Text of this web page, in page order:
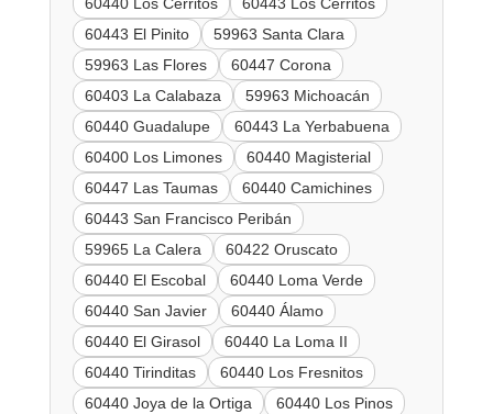
60440 Los Cerritos
60443 Los Cerritos
60443 El Pinito
59963 Santa Clara
59963 Las Flores
60447 Corona
60403 La Calabaza
59963 Michoacán
60440 Guadalupe
60443 La Yerbabuena
60400 Los Limones
60440 Magisterial
60447 Las Taumas
60440 Camichines
60443 San Francisco Peribán
59965 La Calera
60422 Oruscato
60440 El Escobal
60440 Loma Verde
60440 San Javier
60440 Álamo
60440 El Girasol
60440 La Loma II
60440 Tirinditas
60440 Los Fresnitos
60440 Joya de la Ortiga
60440 Los Pinos